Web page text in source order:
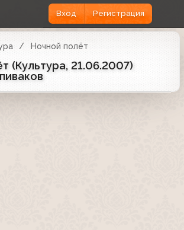
Вход Регистрация
Ночной полёт
(Культура, 21.06.2007)